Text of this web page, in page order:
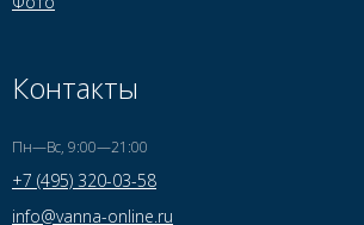
Контакты
Пн—Вс, 9:00—21:00
+7 (495) 320-03-58
info@vanna-online.ru